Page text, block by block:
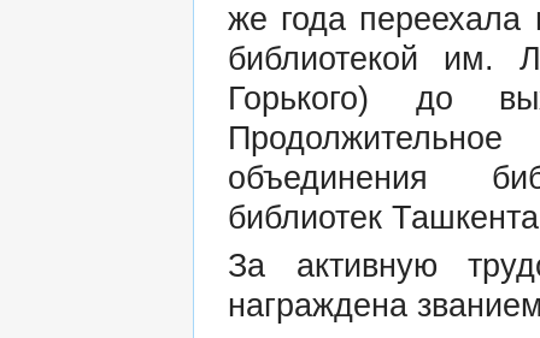
же года
библиотекой им.
Горького) до
объединения
библиотек
За активную
награждена